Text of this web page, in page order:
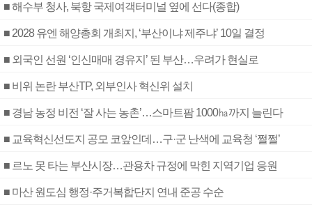
■ 해수부 청사, 북항 국제여객터미널 옆에 선다(종합)
■ 2028 유엔 해양총회 개최지, ‘부산이냐 제주냐’ 10일 결정
■ 외국인 선원 ‘인신매매 경유지’ 된 부산…우려가 현실로
■ 비위 논란 부산TP, 외부인사 혁신위 설치
■ 경남 농정 비전 ‘잘 사는 농촌’…스마트팜 1000㏊까지 늘린다
■ 교육혁신선도지 공모 코앞인데…구·군 난색에 교육청 ‘쩔쩔’
■ 르노 못 타는 부산시장…관용차 규정에 막힌 지역기업 응원
■ 마산 원도심 행정·주거복합단지 연내 준공 수순